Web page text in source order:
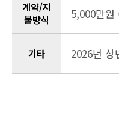
계약/지
불방식
5,000만원
기타 2026년 상